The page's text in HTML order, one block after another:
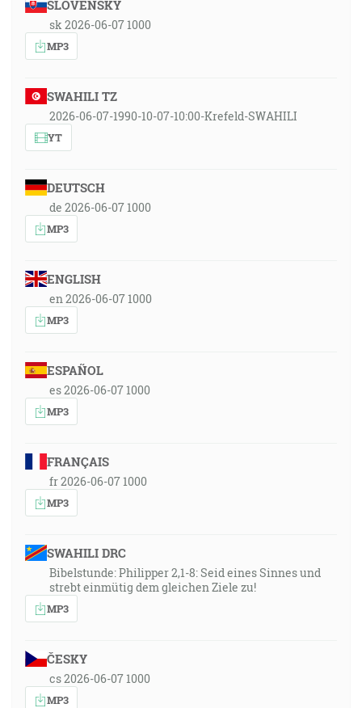
SLOVENSKY
sk 2026-06-07 1000
MP3
SWAHILI TZ
2026-06-07-1990-10-07-10:00-Krefeld-SWAHILI
YT
DEUTSCH
de 2026-06-07 1000
MP3
ENGLISH
en 2026-06-07 1000
MP3
ESPAÑOL
es 2026-06-07 1000
MP3
FRANÇAIS
fr 2026-06-07 1000
MP3
SWAHILI DRC
Bibelstunde: Philipper 2,1-8: Seid eines Sinnes und
strebt einmütig dem gleichen Ziele zu!
MP3
ČESKY
cs 2026-06-07 1000
MP3